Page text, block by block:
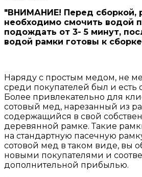
"ВНИМАНИЕ! Перед сборкой,
необходимо смочить водой
подождать от 3- 5 минут,
водой рамки готовы к
Наряду с простым медом, не
среди покупателей был и есть
Более привлекательно для
сотовый мед, нарезанный из
содержащийся в свой
деревянной рамке. Такие
на стандартную пасечную
сотовой мед в таком виде, вы
новыми покупателями и
дополнительной прибылью.